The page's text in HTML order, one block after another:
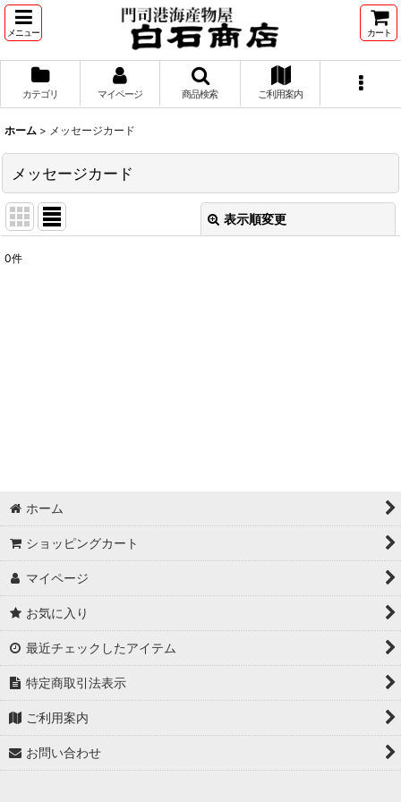
メニュー カート
カテゴリ マイページ 商品検索 ご利用案内
ホーム > メッセージカード
メッセージカード
表示順変更
0件
ホーム
ショッピングカート
マイページ
お気に入り
最近チェックしたアイテム
特定商取引法表示
ご利用案内
お問い合わせ